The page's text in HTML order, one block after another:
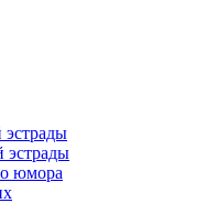
эстрады
эстрады
юмора